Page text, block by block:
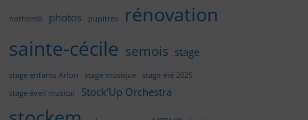
nothomb photos pupitres rénovation
sainte-cécile semois stage
stage enfants Arlon stage musique
stage été 2025
stage éveil musical
Stock'Up Orchestra